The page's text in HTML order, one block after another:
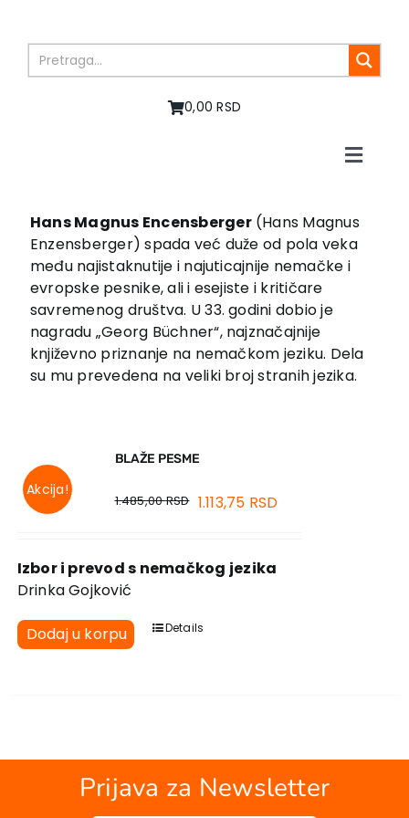
content
0,00 RSD
Toggle
O nama
Knjige
U pripremi
Akcija
Autori
Vesti
EU PROJEKTI
Hans Magnus Encensberger(Hans Magnus
Enzensberger) spada već duže od pola veka
među najistaknutije i najuticajnije nemačke i
evropske pesnike, ali i esejiste i kritičare
savremenog društva. U 33. godini dobio je
nagradu „Georg Büchner“, najznačajnije
književno priznanje na nemačkom jeziku. Dela
su mu prevedena na veliki broj stranih jezika.
Akcija!
BLAŽE PESME
1.485,00RSD 1.113,75 RSD
Izbor i prevod s nemačkog jezika
Drinka Gojković
Dodaj u korpu Details
Prijava za Newsletter